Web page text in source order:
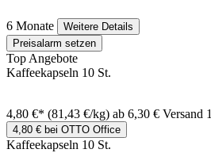
6 Monate
Weitere Details
Preisalarm setzen
Top Angebote
Kaffeekapseln 10 St.
4,80 €* (81,43 €/kg) ab 6,30 € Versand
4,80 € bei OTTO Office
Kaffeekapseln 10 St.